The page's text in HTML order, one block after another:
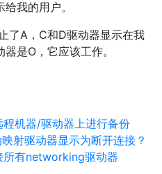
我的用户。
了A，C和D驱动器显示在我
是O，它应该工作。
机器/驱动器上进行备份
射驱动器显示为断开连接？
有networking驱动器